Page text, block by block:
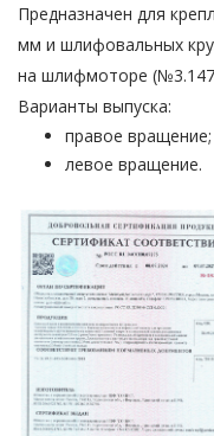
Предназначен для
мм и шлифовальных
на шлифмоторе
Варианты выпуска:
правое вращение;
левое вращение.